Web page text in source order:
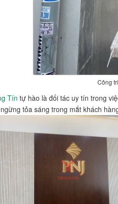
Công
Tín tự hào là đối tác uy tín trong
tỏa sáng trong mắt khách